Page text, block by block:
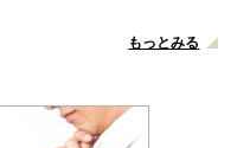
もっとみる